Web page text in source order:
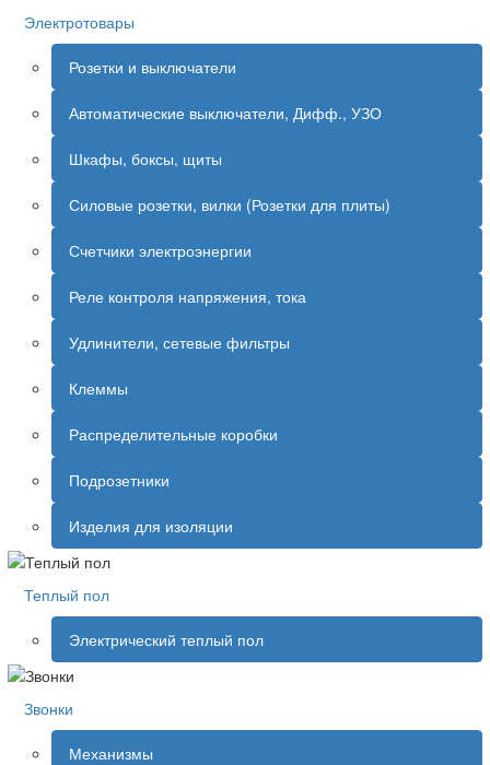
Электротовары
Розетки и выключатели
Автоматические выключатели, Дифф., УЗО
Шкафы, боксы, щиты
Силовые розетки, вилки (Розетки для плиты)
Счетчики электроэнергии
Реле контроля напряжения, тока
Удлинители, сетевые фильтры
Клеммы
Распределительные коробки
Подрозетники
Изделия для изоляции
Теплый пол
Электрический теплый пол
Звонки
Механизмы